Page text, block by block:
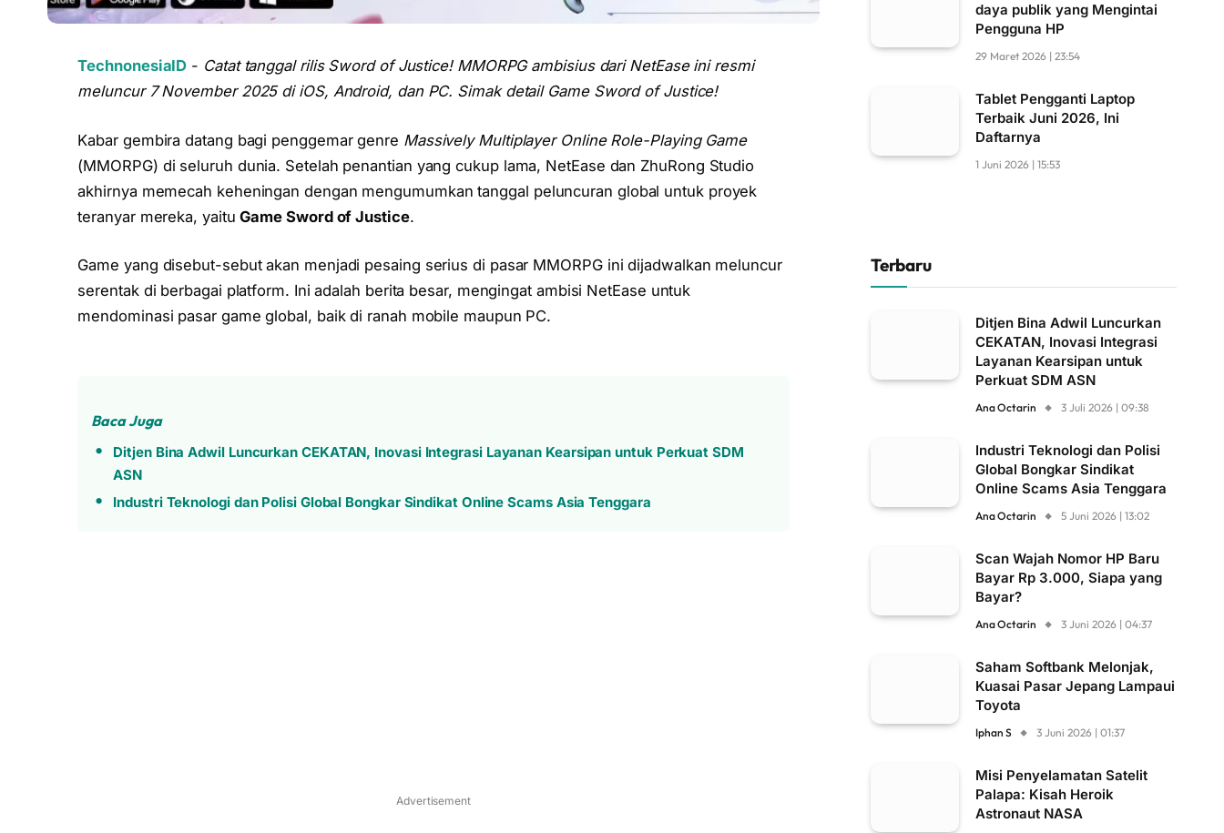
TechnonesiaID - Catat tanggal rilis Sword of Justice! MMORPG ambisius dari NetEase ini resmi
meluncur 7 November 2025 di iOS, Android, dan PC. Simak detail Game Sword of Justice!
Kabar gembira datang bagi penggemar genre Massively Multiplayer Online Role-Playing Game
(MMORPG) di seluruh dunia. Setelah penantian yang cukup lama, NetEase dan ZhuRong Studio
akhirnya memecah keheningan dengan mengumumkan tanggal peluncuran global untuk proyek
teranyar mereka, yaituGame Sword of Justice.
Game yang disebut-sebut akan menjadi pesaing serius di pasar MMORPG ini dijadwalkan meluncur
serentak di berbagai platform. Ini adalah berita besar, mengingat ambisi NetEase untuk
mendominasi pasar game global, baik di ranah mobile maupun PC.
Baca Juga
Ditjen Bina Adwil Luncurkan CEKATAN, Inovasi Integrasi Layanan Kearsipan untuk Perkuat SDM
ASN
Industri Teknologi dan Polisi Global Bongkar Sindikat Online Scams Asia Tenggara
Advertisement
daya publik yang Mengintai
Pengguna HP
29 Maret 2026 | 23:54
Tablet Pengganti Laptop
Terbaik Juni 2026, Ini
Daftarnya
1 Juni 2026 | 15:53
Terbaru
Ditjen Bina Adwil Luncurkan
CEKATAN, Inovasi Integrasi
Layanan Kearsipan untuk
Perkuat SDM ASN
Ana Octarin 3 Juli 2026 | 09:38
Industri Teknologi dan Polisi
Global Bongkar Sindikat
Online Scams Asia Tenggara
Ana Octarin 5 Juni 2026 | 13:02
Scan Wajah Nomor HP Baru
Bayar Rp 3.000, Siapa yang
Bayar?
Ana Octarin 3 Juni 2026 | 04:37
Saham Softbank Melonjak,
Kuasai Pasar Jepang Lampaui
Toyota
Iphan S 3 Juni 2026 | 01:37
Misi Penyelamatan Satelit
Palapa: Kisah Heroik
Astronaut NASA